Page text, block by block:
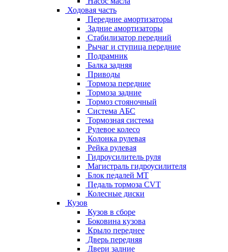
Ходовая часть
Передние амортизаторы
Задние амортизаторы
Стабилизатор передний
Рычаг и ступица передние
Подрамник
Балка задняя
Приводы
Тормоза передние
Тормоза задние
Тормоз стояночный
Система АБС
Тормозная система
Рулевое колесо
Колонка рулевая
Рейка рулевая
Гидроусилитель руля
Магистраль гидроусилителя
Блок педалей МТ
Педаль тормоза CVT
Колесные диски
Кузов
Кузов в сборе
Боковина кузова
Крыло переднее
Дверь передняя
Двери задние